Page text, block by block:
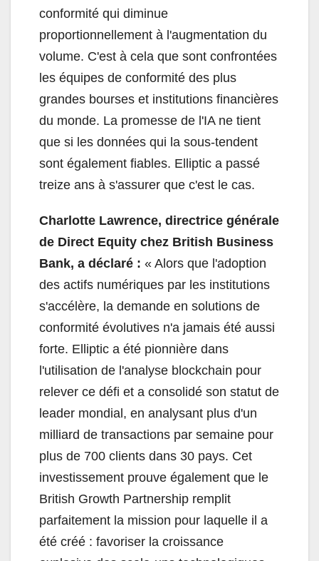
conformité qui diminue
proportionnellement à l'augmentation du
volume. C'est à cela que sont confrontées
les équipes de conformité des plus
grandes bourses et institutions financières
du monde. La promesse de l'IA ne tient
que si les données qui la sous-tendent
sont également fiables. Elliptic a passé
treize ans à s'assurer que c'est le cas.
Charlotte Lawrence, directrice générale
de Direct Equity chez British Business
Bank, a déclaré : « Alors que l'adoption
des actifs numériques par les institutions
s'accélère, la demande en solutions de
conformité évolutives n'a jamais été aussi
forte. Elliptic a été pionnière dans
l'utilisation de l'analyse blockchain pour
relever ce défi et a consolidé son statut de
leader mondial, en analysant plus d'un
milliard de transactions par semaine pour
plus de 700 clients dans 30 pays. Cet
investissement prouve également que le
British Growth Partnership remplit
parfaitement la mission pour laquelle il a
été créé : favoriser la croissance